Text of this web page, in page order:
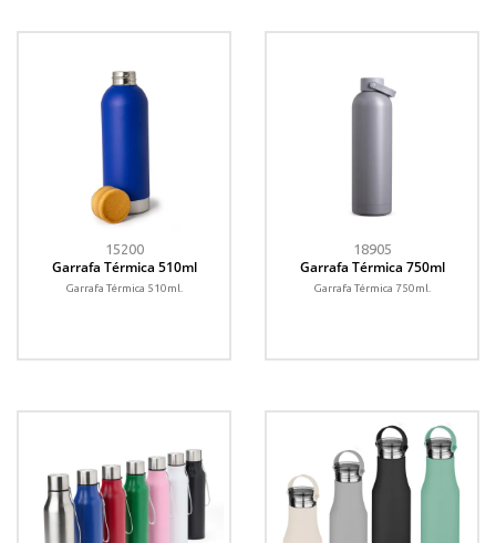
15200
Garrafa Térmica 510ml
Garrafa Térmica 510ml.
18905
Garrafa Térmica 750ml
Garrafa Térmica 750ml.